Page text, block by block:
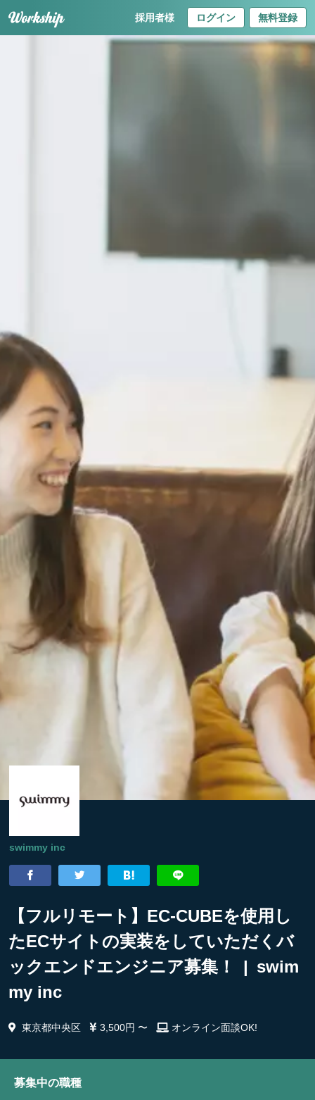
採用者様 ログイン 無料登録
swimmy inc
【フルリモート】EC-CUBEを使用し
たECサイトの実装をしていただくバ
ックエンドエンジニア募集！ | swim
my inc
東京都中央区 3,500円 〜 オンライン面談OK!
募集中の職種